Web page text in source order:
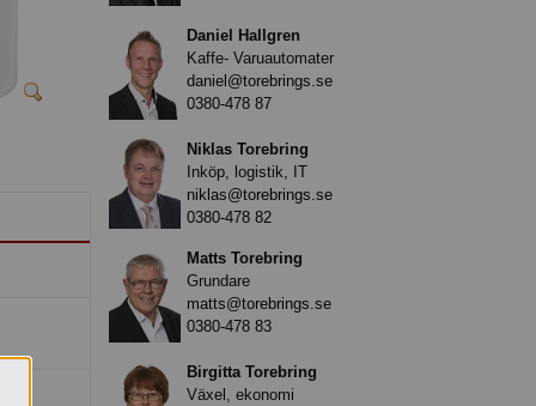
Daniel Hallgren
Kaffe- Varuautomater
daniel@torebrings.se
0380-478 87
Niklas Torebring
Inköp, logistik, IT
niklas@torebrings.se
0380-478 82
Matts Torebring
Grundare
matts@torebrings.se
0380-478 83
Birgitta Torebring
Växel, ekonomi